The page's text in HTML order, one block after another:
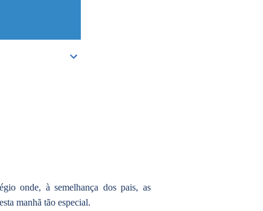
onde, à semelhança dos pais, as
manhã tão especial.